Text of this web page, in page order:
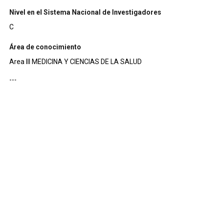
Nivel en el Sistema Nacional de Investigadores
C
Área de conocimiento
Area III MEDICINA Y CIENCIAS DE LA SALUD
---